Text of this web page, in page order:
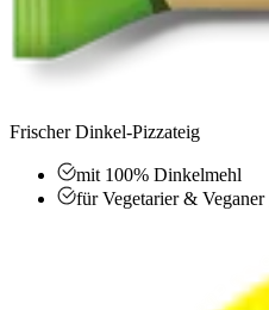
Frischer Dinkel-Pizzateig
mit 100% Dinkelmehl
für Vegetarier & Veganer